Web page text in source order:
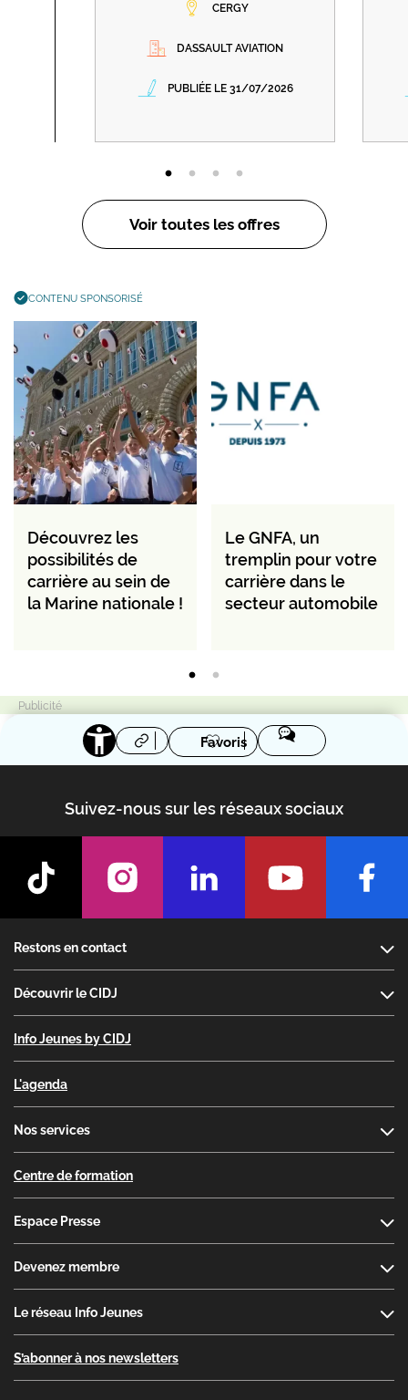
CERGY
DASSAULT AVIATION
PUBLIÉE LE 31/07/2026
Voir toutes les offres
CONTENU SPONSORISÉ
Découvrez les
possibilités de
carrière au sein de
la Marine nationale !
Le GNFA, un
tremplin pour votre
carrière dans le
secteur automobile
Favoris
Suivez-nous sur les réseaux sociaux
Restons en contact
Découvrir le CIDJ
Info Jeunes by CIDJ
L'agenda
Nos services
Centre de formation
Espace Presse
Devenez membre
Le réseau Info Jeunes
S’abonner à nos newsletters